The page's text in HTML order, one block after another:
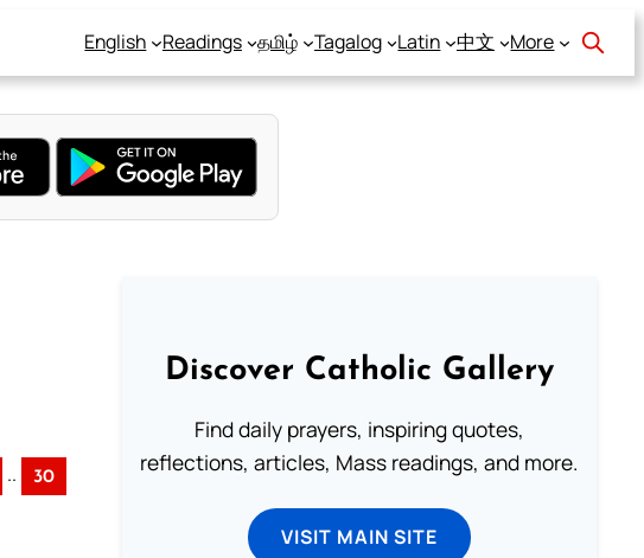
English Readings தமிழ் Tagalog Latin 中文 More
.. 30
Discover Catholic Gallery
Find daily prayers, inspiring quotes,
reflections, articles, Mass readings, and more.
VISIT MAIN SITE